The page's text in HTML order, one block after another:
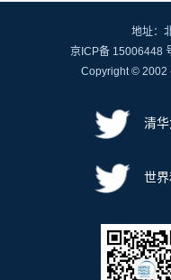
地址：
京ICP备 15006448
Copyright © 2002
清
世